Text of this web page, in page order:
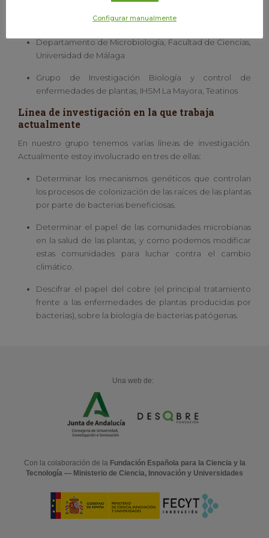
Centro o departamento
Departamento de Microbiología, Facultad de Ciencias,
Universidad de Málaga
Grupo de Investigación Biología y control de
enfermedades de plantas, IHSM La Mayora, Teatinos
Línea de investigación en la que trabaja
actualmente
En nuestro grupo tenemos varías líneas de investigación.
Actualmente estoy involucrado en tres de ellas:
Determinar los mecanismos genéticos que controlan
los procesos de colonización de las raíces de las plantas
por parte de bacterias beneficiosas.
Determinar el papel de las comunidades microbianas
en la salud de las plantas, y como podemos modificar
estas comunidades para luchar contra el cambio
climático.
Descifrar el papel del cobre (el principal tratamiento
frente a las enfermedades de plantas producidas por
bacterias), sobre la biología de bacterias patógenas.
Una web de:
Con la colaboración de la Fundación Española para la Ciencia y la
Tecnología — Ministerio de Ciencia, Innovación y Universidades
Configurar manualmente